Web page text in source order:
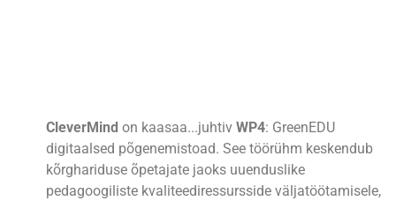
CleverMind on kaasaa...juhtiv WP4: GreenEDU
digitaalsed põgenemistoad. See töörühm keskendub
kõrghariduse õpetajate jaoks uuenduslike
pedagoogiliste kvaliteediressursside väljatöötamisele,